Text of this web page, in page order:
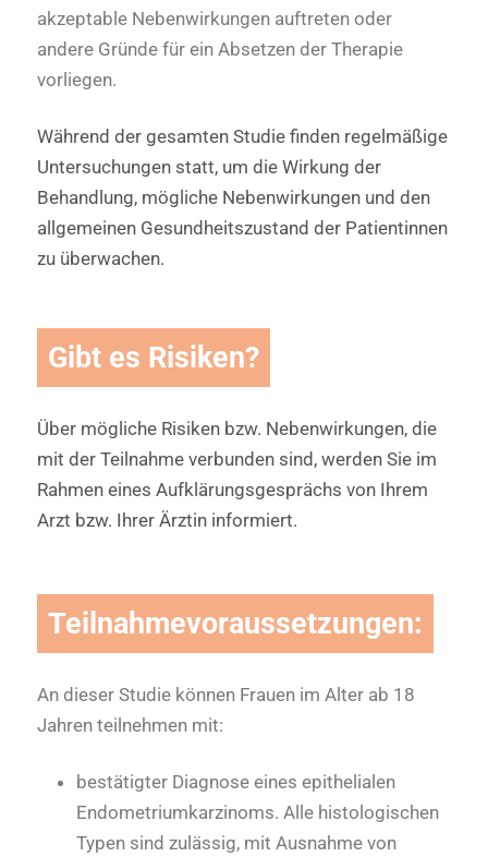
akzeptable Nebenwirkungen auftreten oder
andere Gründe für ein Absetzen der Therapie
vorliegen.
Während der gesamten Studie finden regelmäßige
Untersuchungen statt, um die Wirkung der
Behandlung, mögliche Nebenwirkungen und den
allgemeinen Gesundheitszustand der Patientinnen
zu überwachen.
Gibt es Risiken?
Über mögliche Risiken bzw. Nebenwirkungen, die
mit der Teilnahme verbunden sind, werden Sie im
Rahmen eines Aufklärungsgesprächs von Ihrem
Arzt bzw. Ihrer Ärztin informiert.
Teilnahmevoraussetzungen:
An dieser Studie können Frauen im Alter ab 18
Jahren teilnehmen mit:
bestätigter Diagnose eines epithelialen
Endometriumkarzinoms. Alle histologischen
Typen sind zulässig, mit Ausnahme von